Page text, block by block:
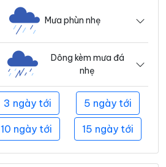
Mưa phùn nhẹ
Dông kèm mưa đá
nhẹ
3 ngày tới 5 ngày tới
10 ngày tới 15 ngày tới